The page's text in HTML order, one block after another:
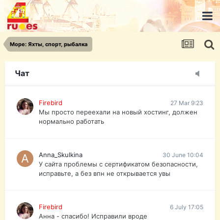
Море: Яхты, спорт, рыбалка
Чат
urist.dokument@gmail.com
https://pasport-ua.com/
Телеграмм @uristpassua
Firebird
Друзья - из России без VPN сайт и форум
Firebird 27 Mar 9:23
Мы просто переехали на новый хостинг, должен
нормально работать
Anna_Skulkina 30 June 10:04
У сайта проблемы с сертификатом безопасности,
исправьте, а без впн не открывается увы
Firebird 6 July 17:05
Анна - спасибо! Исправили вроде